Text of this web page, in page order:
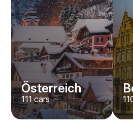
Österreich
111 cars